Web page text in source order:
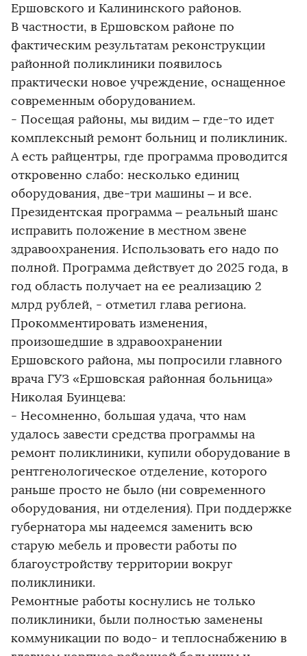
Ершовского и Калининского районов.
В частности, в Ершовском районе по
фактическим результатам реконструкции
районной поликлиники появилось
практически новое учреждение, оснащенное
современным оборудованием.
- Посещая районы, мы видим – где-то идет
комплексный ремонт больниц и поликлиник.
А есть райцентры, где программа проводится
откровенно слабо: несколько единиц
оборудования, две-три машины – и все.
Президентская программа – реальный шанс
исправить положение в местном звене
здравоохранения. Использовать его надо по
полной. Программа действует до 2025 года, в
год область получает на ее реализацию 2
млрд рублей, - отметил глава региона.
Прокомментировать изменения,
произошедшие в здравоохранении
Ершовского района, мы попросили главного
врача ГУЗ «Ершовская районная больница»
Николая Буинцева:
- Несомненно, большая удача, что нам
удалось завести средства программы на
ремонт поликлиники, купили оборудование в
рентгенологическое отделение, которого
раньше просто не было (ни современного
оборудования, ни отделения). При поддержке
губернатора мы надеемся заменить всю
старую мебель и провести работы по
благоустройству территории вокруг
поликлиники.
Ремонтные работы коснулись не только
поликлиники, были полностью заменены
коммуникации по водо- и теплоснабжению в